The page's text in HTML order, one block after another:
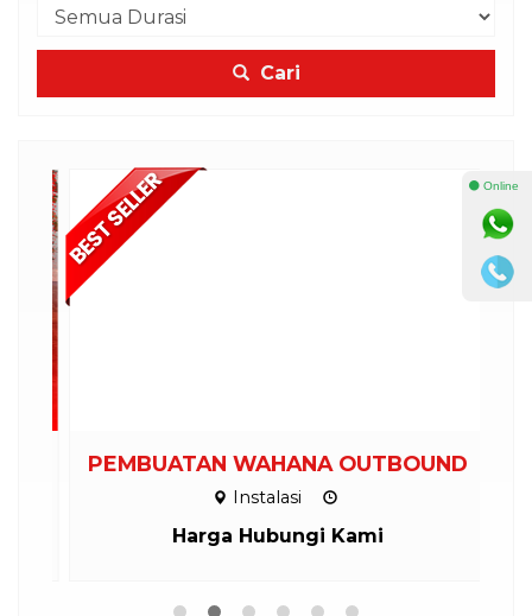
Cari
PEMBUATAN WAHANA OUTBOUND
Instalasi
Harga Hubungi Kami
⚫ Online